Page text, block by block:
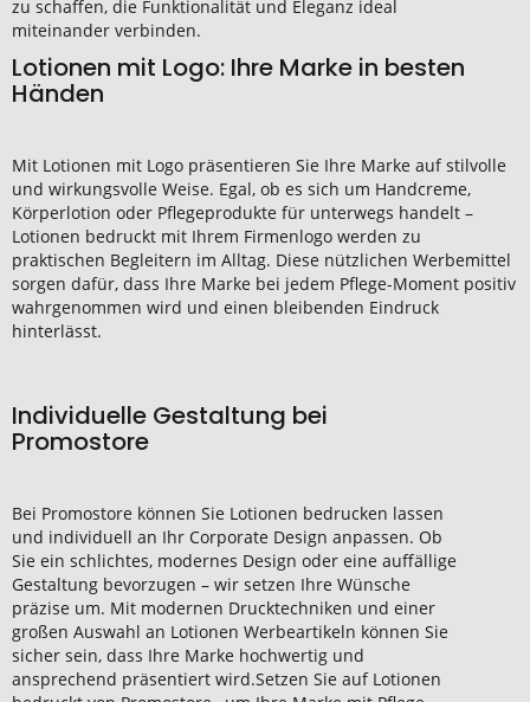
zu schaffen, die Funktionalität und Eleganz ideal
miteinander verbinden.
Lotionen mit Logo: Ihre Marke in besten
Händen
Mit Lotionen mit Logo präsentieren Sie Ihre Marke auf stilvolle
und wirkungsvolle Weise. Egal, ob es sich um Handcreme,
Körperlotion oder Pflegeprodukte für unterwegs handelt –
Lotionen bedruckt mit Ihrem Firmenlogo werden zu
praktischen Begleitern im Alltag. Diese nützlichen Werbemittel
sorgen dafür, dass Ihre Marke bei jedem Pflege-Moment positiv
wahrgenommen wird und einen bleibenden Eindruck
hinterlässt.
Individuelle Gestaltung bei
Promostore
Bei Promostore können Sie Lotionen bedrucken lassen
und individuell an Ihr Corporate Design anpassen. Ob
Sie ein schlichtes, modernes Design oder eine auffällige
Gestaltung bevorzugen – wir setzen Ihre Wünsche
präzise um. Mit modernen Drucktechniken und einer
großen Auswahl an Lotionen Werbeartikeln können Sie
sicher sein, dass Ihre Marke hochwertig und
ansprechend präsentiert wird.Setzen Sie auf Lotionen